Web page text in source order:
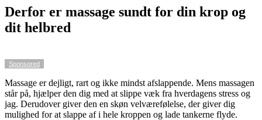
Derfor er massage sundt for din krop og
dit helbred
Sponsored
Massage er dejligt, rart og ikke mindst afslappende. Mens massagen
står på, hjælper den dig med at slippe væk fra hverdagens stress og
jag. Derudover giver den en skøn velværefølelse, der giver dig
mulighed for at slappe af i hele kroppen og lade tankerne flyde.